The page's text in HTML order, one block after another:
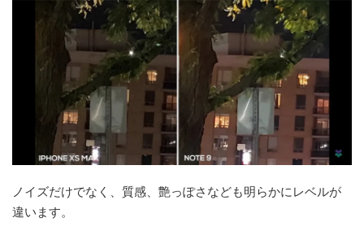
ノイズだけでなく、質感、艶っぽさなども明らかにレベルが
違います。